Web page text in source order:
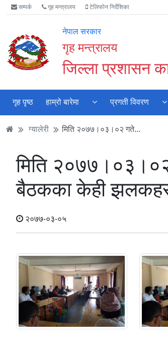
Accessibility
Mode
गर्नुहोस्
मुख्य
सामाग्री
मुख्य
नेभिगेसन
वेबसाइट
खोजमा
सम्पर्क गृह मन्त्रालय टेलिफोन निर्देशिका
नेपाल सरकार
गृह मन्त्रालय
जिल्ला प्रशासन
गृह पृष्ठ हाम्रो बारेमा प्रगती विवरण
ग्यालेरी मिति २०७७।०३।०२ गते...
मिति २०७७।०३।०२
बैठकका केही
२०७७-०३-०५